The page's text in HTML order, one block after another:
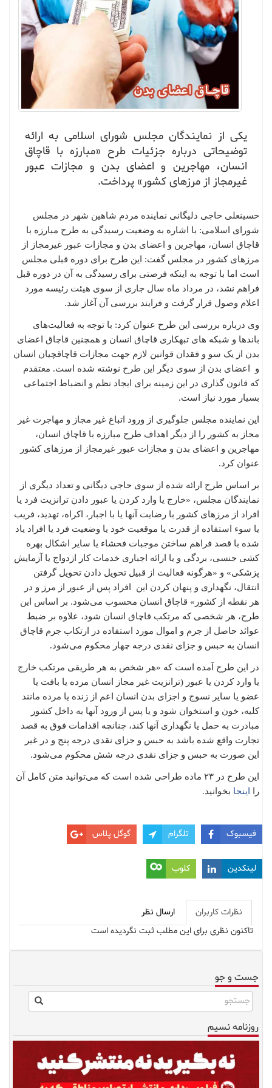
یکی از نمایندگان مجلس شورای اسلامی به ارائه
توضیحاتی درباره جزئیات طرح «مبارزه با قاچاق
انسان، مهاجرین و اعضای بدن و مجازات عبور
غیرمجاز از مرزهای کشور» پرداخت.
حسینعلی حاجی دلیگانی نماینده مردم شاهین شهر در مجلس
شورای اسلامی: با اشاره به وضعیت رسیدگی به طرح مبارزه با
قاچاق انسان، مهاجرین و اعضای بدن و مجازات عبور غیرمجاز از
مرزهای کشور در مجلس گفت: این طرح برای دوره قبلی مجلس
است اما با توجه به اینکه فرصتی برای رسیدگی به آن در دوره قبل
فراهم نشد، در مرداد ماه سال جاری از سوی هیئت رئیسه مورد
اعلام وصول قرار گرفت و فرایند بررسی آن آغاز شد.
وی درباره بررسی این طرح عنوان کرد: با توجه به فعالیت‌های
باندها و شبکه های تبهکاری قاچاق انسان و همچنین قاچاق اعضای
بدن از یک سو و فقدان قوانین لازم جهت مجازات قاچاقچیان انسان
و اعضای بدن از سوی دیگر این طرح نوشته شده است. معتقدم
که قانون گذاری در این زمینه برای ایجاد نظم و انضباط اجتماعی
بسیار مورد نیاز است.
این نماینده مجلس جلوگیری از ورود اتباع غیر مجاز و مهاجرت غیر
مجاز به کشور را از دیگر اهداف طرح مبارزه با قاچاق انسان،
مهاجرین و اعضای بدن و مجازات عبور غیرمجاز از مرزهای کشور
عنوان کرد.
بر اساس طرح ارائه شده از سوی حاجی دیگانی و تعداد دیگری از
نمایندگان مجلس، «خارج یا وارد کردن یا عبور دادن ترانزیت فرد یا
افراد از مرزهای کشور با رضایت آنها یا با اجبار، اکراه، تهدید، فریب
یا سوء استفاده از قدرت یا موقعیت خود یا وضعیت فرد یا افراد یاد
شده با قصد فراهم ساختن موجبات فحشاء یا سایر اشکال بهره
کشی جنسی، بردگی و یا ارائه اجباری خدمات کار ازدواج یا آزمایش
پزشکی» و «هرگونه فعالیت از قبیل تحویل دادن تحویل گرفتن
انتقال، نگهداری و پنهان کردن این افراد پس از عبور از مرز و در
هر نقطه از کشور» قاچاق انسان محسوب می‌شود. بر اساس این
طرح، هر شخصی که مرتکب قاچاق انسان شود، علاوه بر ضبط
عوائد حاصل از جرم و اموال مورد استفاده در ارتکاب جرم قاچاق
انسان به حبس و جزای نقدی درجه چهار محکوم می‌شود.
در این طرح آمده است که «هر شخص به هر طریقی مرتکب خارج
یا وارد کردن یا عبور (ترانزیت غیر مجاز انسان مرده یا بافت یا
عضو یا سایر نسوج و اجزای بدن انسان اعم از زنده یا مرده مانند
کلیه، خون و استخوان شود و یا پس از ورود آنها به داخل کشور
مبادرت به حمل یا نگهداری آنها کند، چنانچه اقدامات فوق به قصد
تجارت واقع شده باشد به حبس و جزای نقدی درجه پنج و در غیر
این صورت به حبس و جزای نقدی درجه شش محکوم می‌شود.
این طرح در ۲۳ ماده طراحی شده است که می‌توانید متن کامل آن
را
اینجا بخوانید.
فیسبوک تلگرام گوگل پلاس
لینکدین کلوب
نظرات کاربران
ارسال نظر
تاکنون نظری برای این مطلب ثبت نگردیده است
جست و جو
روزنامه نسیم